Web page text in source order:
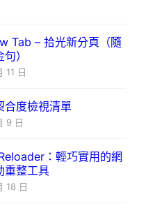
Tab – 拾光新分頁（隨
）
11 日
合度檢視清單
9 日
：輕巧實用的網
重整工具
18 日